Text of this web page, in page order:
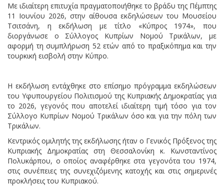
Με ιδιαίτερη επιτυχία πραγματοποιήθηκε το βράδυ της Πέμπτης
11 Ιουνίου 2026, στην αίθουσα εκδηλώσεων του Μουσείου
Τσιτσάνη, η εκδήλωση με τίτλο «Κύπρος 1974», που
διοργάνωσε ο Σύλλογος Κυπρίων Νομού Τρικάλων, με
αφορμή τη συμπλήρωση 52 ετών από το πραξικόπημα και την
τουρκική εισβολή στην Κύπρο.
Η εκδήλωση εντάχθηκε στο επίσημο πρόγραμμα εκδηλώσεων
του Υφυπουργείου Πολιτισμού της Κυπριακής Δημοκρατίας για
το 2026, γεγονός που αποτελεί ιδιαίτερη τιμή τόσο για τον
Σύλλογο Κυπρίων Νομού Τρικάλων όσο και για την πόλη των
Τρικάλων.
Κεντρικός ομιλητής της εκδήλωσης ήταν ο Γενικός Πρόξενος της
Κυπριακής Δημοκρατίας στη Θεσσαλονίκη κ. Κωνσταντίνος
Πολυκάρπου, ο οποίος αναφέρθηκε στα γεγονότα του 1974,
στις συνέπειες της συνεχιζόμενης κατοχής και στις σημερινές
προκλήσεις του Κυπριακού.